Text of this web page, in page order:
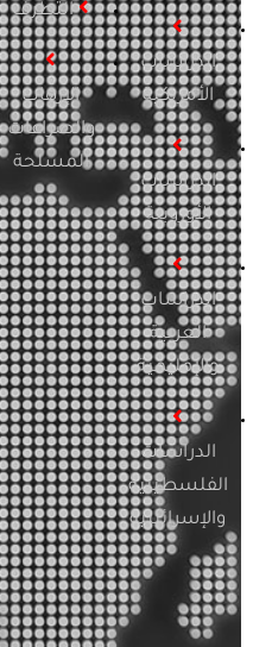
الدراسات
الأمريكية
الدراسات
الأوروبية
الدراسات
العربية
والإقليمية
الدراسات
الفلسطينية
والإسرائيلية
التطرف
الإرهاب
والصراعات
المسلحة